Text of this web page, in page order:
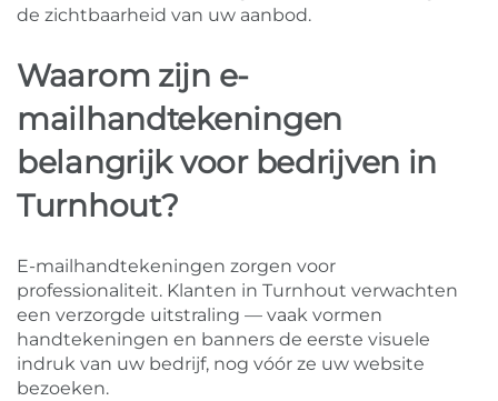
de zichtbaarheid van uw aanbod.
Waarom zijn e-
mailhandtekeningen
belangrijk voor bedrijven in
Turnhout?
E-mailhandtekeningen zorgen voor
professionaliteit. Klanten in Turnhout verwachten
een verzorgde uitstraling — vaak vormen
handtekeningen en banners de eerste visuele
indruk van uw bedrijf, nog vóór ze uw website
bezoeken.